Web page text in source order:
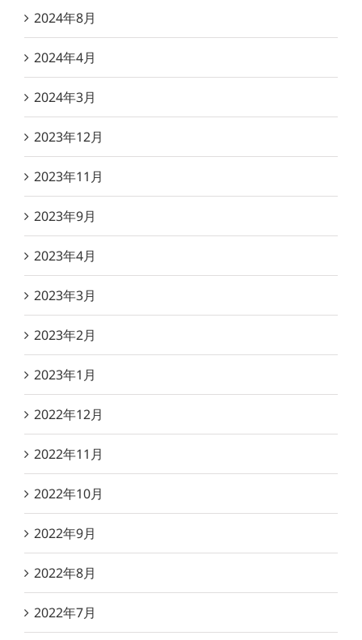
2024年8月
2024年4月
2024年3月
2023年12月
2023年11月
2023年9月
2023年4月
2023年3月
2023年2月
2023年1月
2022年12月
2022年11月
2022年10月
2022年9月
2022年8月
2022年7月